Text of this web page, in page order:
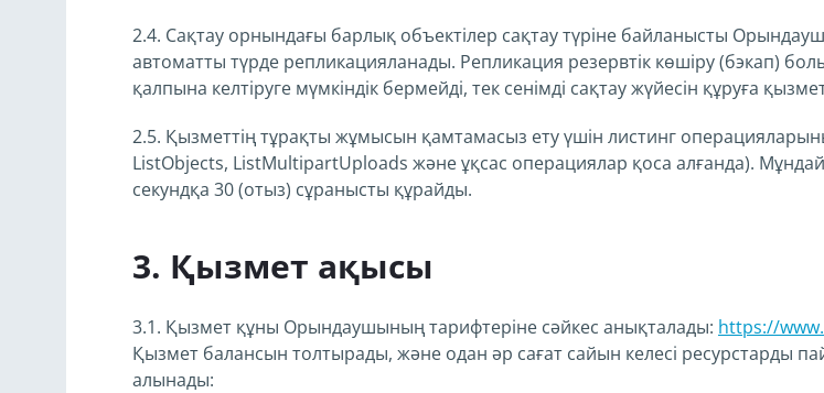
2.4. Сақтау орнындағы барлық объектілер сақтау түріне байланысты
автоматты түрде репликацияланады. Репликация резервтік көшіру (бэкап)
қалпына келтіруге мүмкіндік бермейді, тек сенімді сақтау жүйесін құруға
2.5. Қызметтің тұрақты жұмысын қамтамасыз ету үшін листинг
ListObjects, ListMultipartUploads және ұқсас операциялар қоса алғанда).
секундқа 30 (отыз) сұранысты құрайды.
Қызмет ақысы
3.1. Қызмет құны Орындаушының тарифтеріне сәйкес анықталады: https://
Қызмет балансын толтырады, және одан әр сағат сайын келесі ресурстарды
алынады: